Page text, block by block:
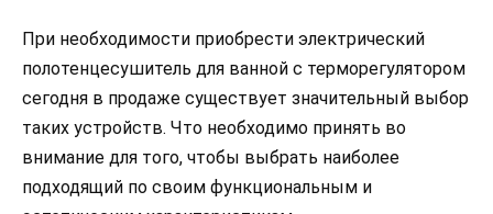
При необходимости приобрести электрический
полотенцесушитель для ванной с терморегулятором
сегодня в продаже существует значительный выбор
таких устройств. Что необходимо принять во
внимание для того, чтобы выбрать наиболее
подходящий по своим функциональным и